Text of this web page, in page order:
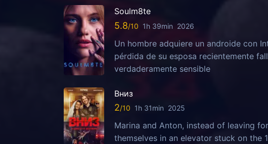
Soulm8te
5.8 1h 39min 2026
Un hombre adquiere un androide con
pérdida de su esposa recientemente
verdaderamente sensible
Вниз
2 1h 31min 2025
Marina and Anton, instead of leaving
themselves in an elevator stuck on